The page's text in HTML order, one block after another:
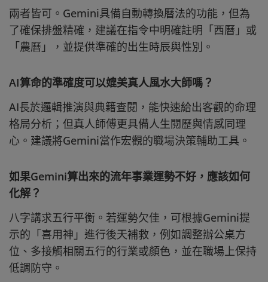
兩者皆可。Gemini具備自動轉換曆法的功能，但為
了確保排盤精確，建議在指令中明確註明「西曆」或
「農曆」，並提供準確的出生時辰與性別。
AI算命的準確度可以媲美真人風水大師嗎？
AI長於邏輯推演與典籍查閱，能快速給出客觀的命理
格局分析；但真人師傅更具備人生閱歷與情感同理
心。建議將Gemini當作宏觀的職場決策輔助工具。
如果Gemini算出來的流年事業運勢不好，應該如何
化解？
八字講求五行平衡。若運勢欠佳，可根據Gemini提
示的「喜用神」進行後天補救，例如調整辦公桌方
位、多接觸相關五行的行業或顏色，並在職場上保持
低調防守。